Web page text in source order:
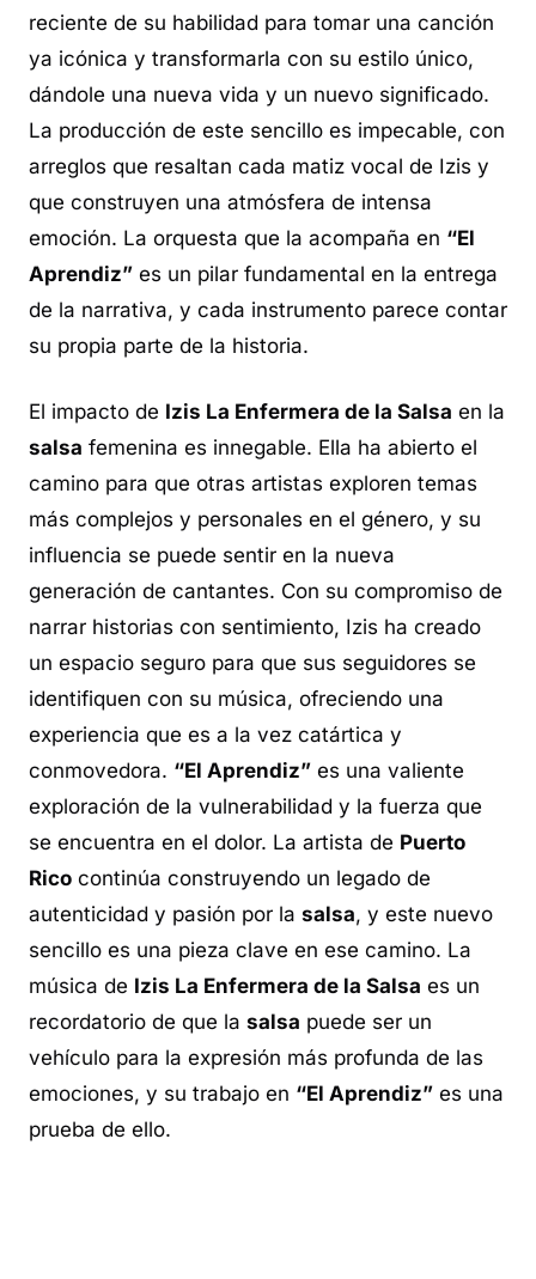
reciente de su habilidad para tomar una canción
ya icónica y transformarla con su estilo único,
dándole una nueva vida y un nuevo significado.
La producción de este sencillo es impecable, con
arreglos que resaltan cada matiz vocal de Izis y
que construyen una atmósfera de intensa
emoción. La orquesta que la acompaña en “El
Aprendiz” es un pilar fundamental en la entrega
de la narrativa, y cada instrumento parece contar
su propia parte de la historia.
El impacto de Izis La Enfermera de la Salsa en la
salsa femenina es innegable. Ella ha abierto el
camino para que otras artistas exploren temas
más complejos y personales en el género, y su
influencia se puede sentir en la nueva
generación de cantantes. Con su compromiso de
narrar historias con sentimiento, Izis ha creado
un espacio seguro para que sus seguidores se
identifiquen con su música, ofreciendo una
experiencia que es a la vez catártica y
conmovedora. “El Aprendiz” es una valiente
exploración de la vulnerabilidad y la fuerza que
se encuentra en el dolor. La artista de Puerto
Rico continúa construyendo un legado de
autenticidad y pasión por la salsa, y este nuevo
sencillo es una pieza clave en ese camino. La
música de Izis La Enfermera de la Salsa es un
recordatorio de que la salsa puede ser un
vehículo para la expresión más profunda de las
emociones, y su trabajo en “El Aprendiz” es una
prueba de ello.